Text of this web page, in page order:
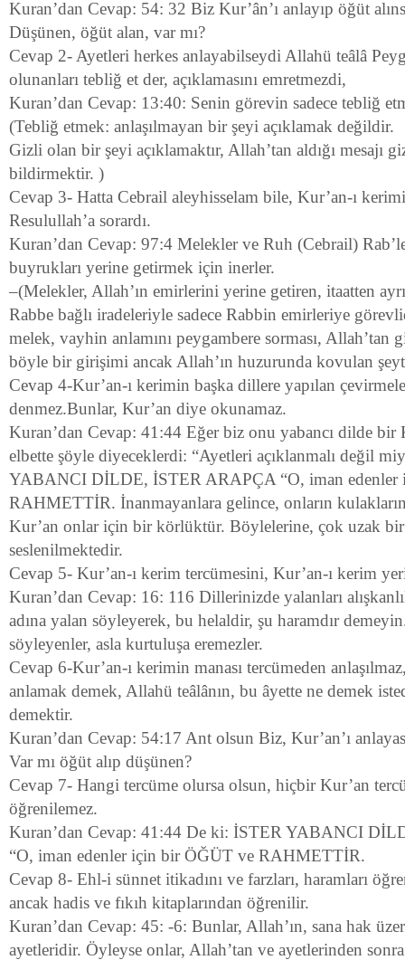
Kuran’dan Cevap: 54: 32 Biz Kur’ân’ı anlayıp öğüt
Düşünen, öğüt alan, var mı?
Cevap 2- Ayetleri herkes anlayabilseydi Allahü teâlâ
olunanları tebliğ et der, açıklamasını emretmezdi,
Kuran’dan Cevap: 13:40: Senin görevin sadece tebliğ
(Tebliğ etmek: anlaşılmayan bir şeyi açıklamak değildir.
Gizli olan bir şeyi açıklamaktır, Allah’tan aldığı mesajı
bildirmektir. )
Cevap 3- Hatta Cebrail aleyhisselam bile, Kur’an-ı
Resulullah’a sorardı.
Kuran’dan Cevap: 97:4 Melekler ve Ruh (Cebrail)
buyrukları yerine getirmek için inerler.
–(Melekler, Allah’ın emirlerini yerine getiren, itaatten
Rabbe bağlı iradeleriyle sadece Rabbin emirleriye
melek, vayhin anlamını peygambere sorması, Allah’tan
böyle bir girişimi ancak Allah’ın huzurunda kovulan
Cevap 4-Kur’an-ı kerimin başka dillere yapılan
denmez.Bunlar, Kur’an diye okunamaz.
Kuran’dan Cevap: 41:44 Eğer biz onu yabancı dilde bir
elbette şöyle diyeceklerdi: “Ayetleri açıklanmalı değil
YABANCI DİLDE, İSTER ARAPÇA “O, iman edenler
RAHMETTİR. İnanmayanlara gelince, onların
Kur’an onlar için bir körlüktür. Böylelerine, çok uzak
seslenilmektedir.
Cevap 5- Kur’an-ı kerim tercümesini, Kur’an-ı kerim
Kuran’dan Cevap: 16: 116 Dillerinizde yalanları
adına yalan söyleyerek, bu helaldir, şu haramdır
söyleyenler, asla kurtuluşa eremezler.
Cevap 6-Kur’an-ı kerimin manası tercümeden
anlamak demek, Allahü teâlânın, bu âyette ne demek
demektir.
Kuran’dan Cevap: 54:17 Ant olsun Biz, Kur’an’ı
Var mı öğüt alıp düşünen?
Cevap 7- Hangi tercüme olursa olsun, hiçbir Kur’an
öğrenilemez.
Kuran’dan Cevap: 41:44 De ki: İSTER YABANCI
“O, iman edenler için bir ÖĞÜT ve RAHMETTİR.
Cevap 8- Ehl-i sünnet itikadını ve farzları, haramları
ancak hadis ve fıkıh kitaplarından öğrenilir.
Kuran’dan Cevap: 45: -6: Bunlar, Allah’ın, sana hak
ayetleridir. Öyleyse onlar, Allah’tan ve ayetlerinden